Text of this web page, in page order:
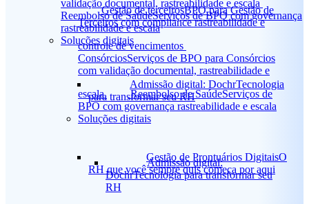
Gestão de terceirosBPO para Gestão de
Terceiros com compliance rastreabilidade e
controle de vencimentos
ConsórciosServiços de BPO para Consórcios
com validação documental, rastreabilidade e
escala
Reembolso de SaúdeServiços de
BPO com governança rastreabilidade e escala
Soluções digitais
Admissão digital:
DochrTecnologia para transformar seu
RH
validação documental, rastreabilidade e escala
Reembolso de SaúdeServiços de BPO com governança
rastreabilidade e escala
Soluções digitais
Admissão digital: DochrTecnologia
para transformar seu RH
Gestão de Prontuários DigitaisO
RH que você sempre quis começa por aqui